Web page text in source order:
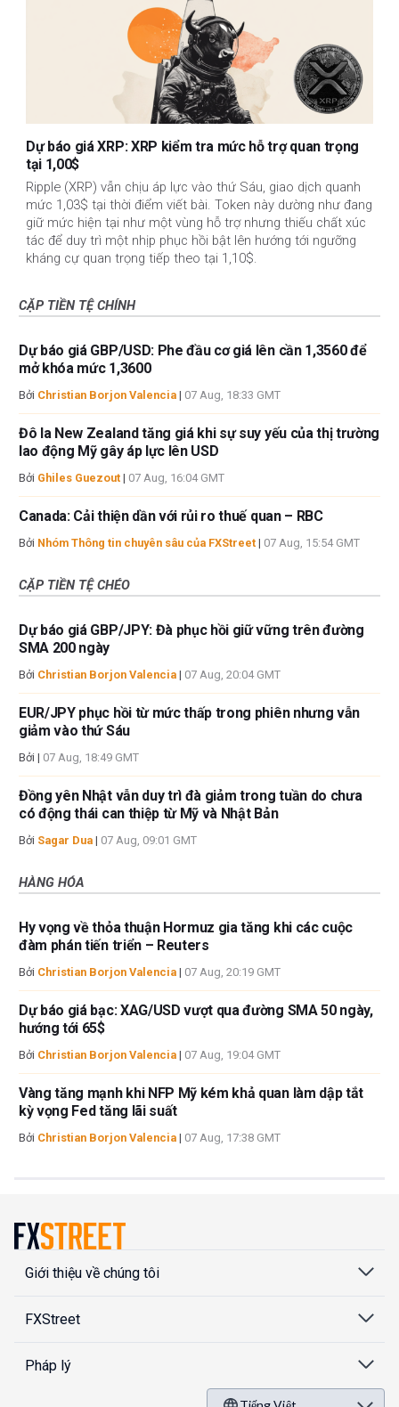
Dự báo giá XRP: XRP kiểm tra mức hỗ trợ quan trọng
tại 1,00$
Ripple (XRP) vẫn chịu áp lực vào thứ Sáu, giao dịch quanh
mức 1,03$ tại thời điểm viết bài. Token này dường như đang
giữ mức hiện tại như một vùng hỗ trợ nhưng thiếu chất xúc
tác để duy trì một nhịp phục hồi bật lên hướng tới ngưỡng
kháng cự quan trọng tiếp theo tại 1,10$.
CẶP TIỀN TỆ CHÍNH
Dự báo giá GBP/USD: Phe đầu cơ giá lên cần 1,3560 để
mở khóa mức 1,3600
Bởi Christian Borjon Valencia | 07 Aug, 18:33 GMT
Đô la New Zealand tăng giá khi sự suy yếu của thị trường
lao động Mỹ gây áp lực lên USD
Bởi Ghiles Guezout | 07 Aug, 16:04 GMT
Canada: Cải thiện dần với rủi ro thuế quan – RBC
Bởi Nhóm Thông tin chuyên sâu của FXStreet | 07 Aug, 15:54 GMT
CẶP TIỀN TỆ CHÉO
Dự báo giá GBP/JPY: Đà phục hồi giữ vững trên đường
SMA 200 ngày
Bởi Christian Borjon Valencia | 07 Aug, 20:04 GMT
EUR/JPY phục hồi từ mức thấp trong phiên nhưng vẫn
giảm vào thứ Sáu
Bởi | 07 Aug, 18:49 GMT
Đồng yên Nhật vẫn duy trì đà giảm trong tuần do chưa
có động thái can thiệp từ Mỹ và Nhật Bản
Bởi Sagar Dua | 07 Aug, 09:01 GMT
HÀNG HÓA
Hy vọng về thỏa thuận Hormuz gia tăng khi các cuộc
đàm phán tiến triển – Reuters
Bởi Christian Borjon Valencia | 07 Aug, 20:19 GMT
Dự báo giá bạc: XAG/USD vượt qua đường SMA 50 ngày,
hướng tới 65$
Bởi Christian Borjon Valencia | 07 Aug, 19:04 GMT
Vàng tăng mạnh khi NFP Mỹ kém khả quan làm dập tắt
kỳ vọng Fed tăng lãi suất
Bởi Christian Borjon Valencia | 07 Aug, 17:38 GMT
Giới thiệu về chúng tôi
FXStreet
Pháp lý